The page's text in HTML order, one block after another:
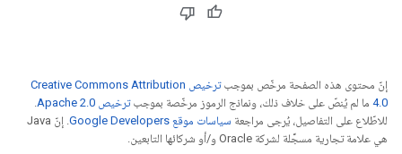
إنّ محتوى هذه الصفحة مرخّص بموجب
ترخيص Creative Commons Attribution
4.0‏ ما لم يُنصّ على خلاف ذلك، ونماذج الرموز مرخّصة بموجبترخيص Apache 2.0‏
.
للاطّلاع على التفاصيل، يُرجى مراجعة سياسات موقع Google Developers‏
. إنّ Java
هي علامة تجارية مسجَّلة لشركة Oracle و/أو شركائها التابعين.